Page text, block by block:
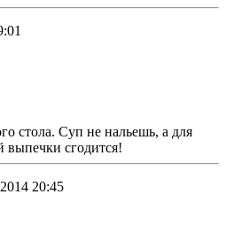
стола. Суп не нальешь, а для
выпечки сгодится!
20:45